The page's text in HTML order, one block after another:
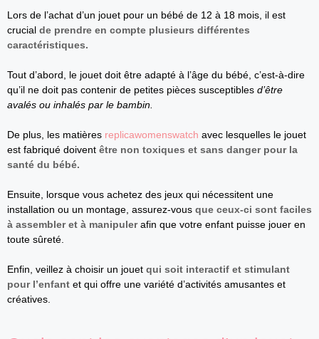
Lors de l’achat d’un jouet pour un bébé de 12 à 18 mois, il est
crucial de prendre en compte plusieurs différentes
caractéristiques.
Tout d’abord, le jouet doit être adapté à l’âge du bébé, c’est-à-dire
qu’il ne doit pas contenir de petites pièces susceptibles d’être
avalés ou inhalés par le bambin.
De plus, les matières replicawomenswatch avec lesquelles le jouet
est fabriqué doivent être non toxiques et sans danger pour la
santé du bébé.
Ensuite, lorsque vous achetez des jeux qui nécessitent une
installation ou un montage, assurez-vous que ceux-ci sont faciles
à assembler et à manipulerafin que votre enfant puisse jouer en
toute sûreté.
Enfin, veillez à choisir un jouet qui soit interactif et stimulant
pour l’enfant et qui offre une variété d’activités amusantes et
créatives.